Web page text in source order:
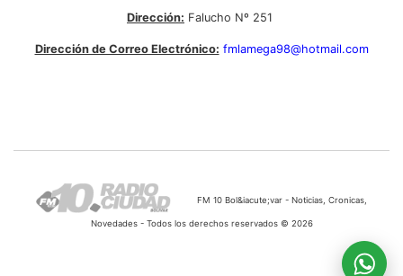
Dirección: Falucho Nº 251
Dirección de Correo Electrónico: fmlamega98@hotmail.com
FM 10 Bol&iacute;var - Noticias, Cronicas,
Novedades - Todos los derechos reservados © 2026